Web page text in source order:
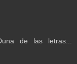
de las letras...